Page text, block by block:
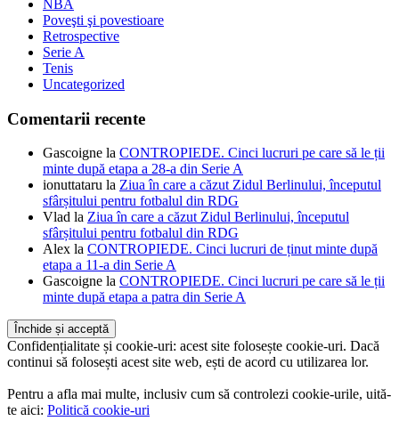
NBA
Poveşti şi povestioare
Retrospective
Serie A
Tenis
Uncategorized
Comentarii recente
Gascoigne la CONTROPIEDE. Cinci lucruri pe care să le ții
minte după etapa a 28-a din Serie A
ionuttataru la Ziua în care a căzut Zidul Berlinului, începutul
sfârșitului pentru fotbalul din RDG
Vlad la Ziua în care a căzut Zidul Berlinului, începutul
sfârșitului pentru fotbalul din RDG
Alex la CONTROPIEDE. Cinci lucruri de ținut minte după
etapa a 11-a din Serie A
Gascoigne la CONTROPIEDE. Cinci lucruri pe care să le ții
minte după etapa a patra din Serie A
Confidențialitate și cookie-uri: acest site folosește cookie-uri. Dacă
continui să folosești acest site web, ești de acord cu utilizarea lor.
Pentru a afla mai multe, inclusiv cum să controlezi cookie-urile, uită-
te aici: Politică cookie-uri